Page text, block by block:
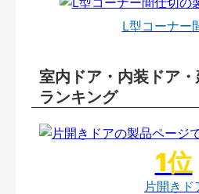
L型コーナー
室内ドア・内装ドア
ランキング
片開きド